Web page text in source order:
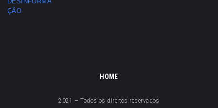
HOME
2021 – Todos os direitos reservados